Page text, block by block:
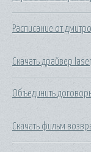
Расписание от
Скачать драйвер
Объединить
Скачать фильм